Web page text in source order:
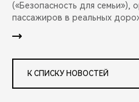
(«Безопасность для семьи»),
пассажиров в реальных
К СПИСКУ НОВОСТЕЙ